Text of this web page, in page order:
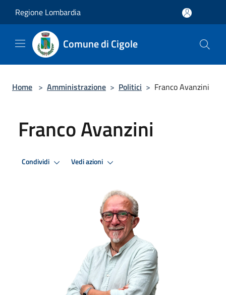
Regione Lombardia
Comune di Cigole
Home > Amministrazione > Politici > Franco Avanzini
Franco Avanzini
Condividi Vedi azioni